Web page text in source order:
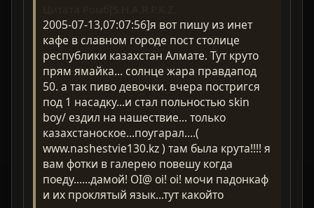
2005-07-13,07:07:56]я вот пишу из инет
кафе в славном городе пост столице
республики казахстан Алмате. Тут круто
прям ямайка... солнце жара правдапод
50. а так пиво девочки. вчера постригся
под 1 насадку...и стал польностью skin
boy/ ездил на нашествие... только
казахстаноское...поугарал....(
www.nashestvie130.kz ) там была крута!!!! я
вам фотки в галерею повешу когда
поеду......дамой! OI@ oi! oi! мочи падонкаф
и их проклятый язык...тут какойто